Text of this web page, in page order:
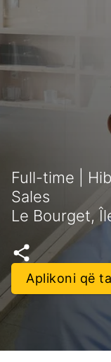
Full-time |
Sales
Le Bourget,
Aplikoni që